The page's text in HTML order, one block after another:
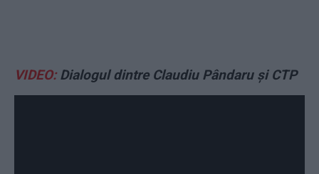
VIDEO:Dialogul dintre Claudiu Pândaru și CTP